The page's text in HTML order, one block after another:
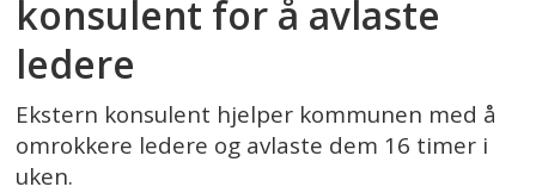
konsulent for å avlaste
ledere
Ekstern konsulent hjelper kommunen med å
omrokkere ledere og avlaste dem 16 timer i
uken.